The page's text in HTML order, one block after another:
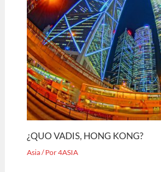
¿QUO VADIS, HONG KONG?
Asia/ Por4ASIA